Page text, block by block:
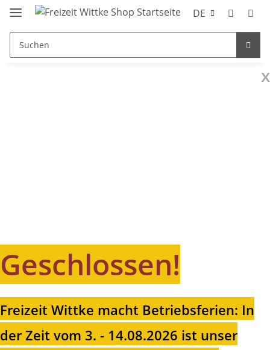
DE
x
Geschlossen!
Freizeit Wittke macht Betriebsferien: In
der Zeit vom 3. - 14.08.2026 ist unser